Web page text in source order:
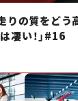
りの質をど
凄い！」#16